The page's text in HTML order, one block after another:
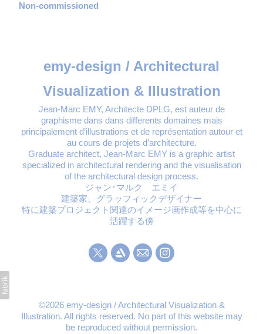
Non-commissioned
emy-design / Architectural
Visualization & Illustration
Jean-Marc EMY, Architecte DPLG, est auteur de
graphisme dans dans differents domaines mais
principalement d’illustrations et de représentation autour et
au cours de projets d’architecture.
Graduate architect, Jean-Marc EMY is a graphic artist
specialized in architectural rendering and the visualisation
of the architectural design process.
ジャン･マルク エミイ
建築家、グラッフィックデザイナー
特に建築プロジェクト関連のイメージ画作成等を中心に
活躍する傍
©2026 emy-design / Architectural Visualization &
Illustration. All rights reserved. No part of this website may
be reproduced without permission.